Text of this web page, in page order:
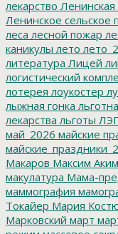
лекарство
Ленинское сельское
леса лесной пожар
каникулы лето
литература Лицей
логистический
лотерея лоукостер
лыжная гонка
лекарства льготы
май_2026 майские
Макаров Максим
макулатура Мама-
маммография
Токайер Мария
Марковский март